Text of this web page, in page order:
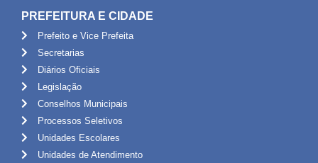
PREFEITURA E CIDADE
Prefeito e Vice Prefeita
Secretarias
Diários Oficiais
Legislação
Conselhos Municipais
Processos Seletivos
Unidades Escolares
Unidades de Atendimento